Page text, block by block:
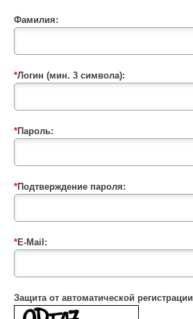
Фамилия:
*Логин (мин. 3 символа):
*Пароль:
*Подтверждение пароля:
*E-Mail:
Защита от автоматической регистрации